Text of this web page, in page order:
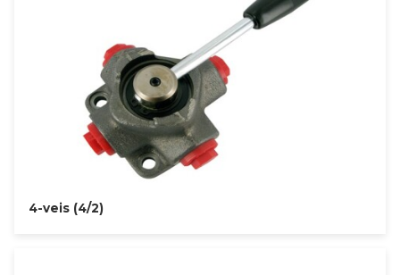
4-veis (4/2)